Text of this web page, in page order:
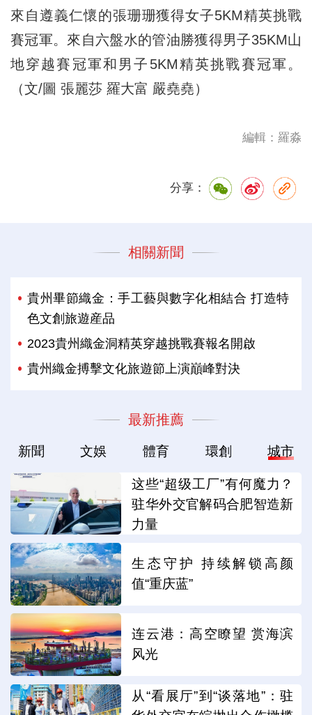
來自遵義仁懷的張珊珊獲得女子5KM精英挑戰
賽冠軍。來自六盤水的管油勝獲得男子35KM山
地穿越賽冠軍和男子5KM精英挑戰賽冠軍。
（文/圖 張麗莎 羅大富 嚴堯堯）
編輯：羅淼
分享：
相關新聞
貴州畢節織金：手工藝與數字化相結合 打造特
色文創旅遊産品
2023貴州織金洞精英穿越挑戰賽報名開啟
貴州織金搏擊文化旅遊節上演巔峰對決
最新推薦
新聞 文娛 體育 環創 城市
这些“超级工厂”有何魔力？
驻华外交官解码合肥智造新
力量
生态守护 持续解锁高颜
值“重庆蓝”
连云港：高空瞭望 赏海滨
风光
从“看展厅”到“谈落地”：驻